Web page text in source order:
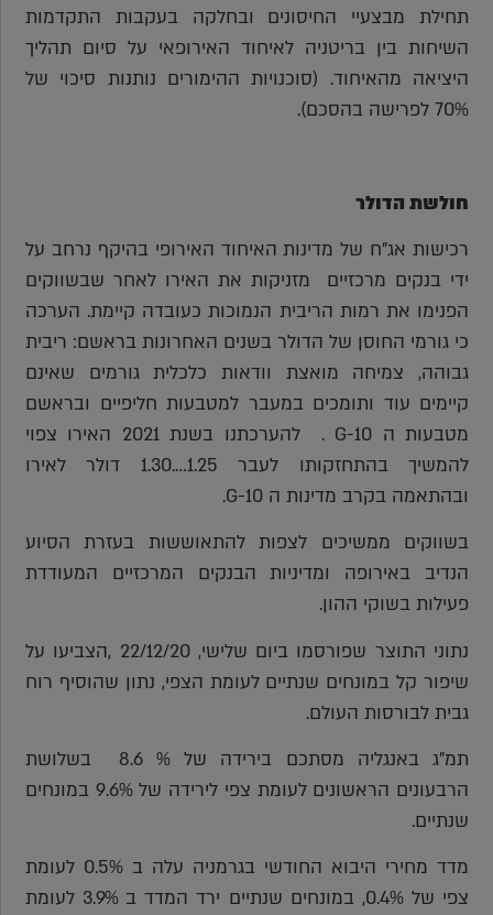
תחילת מבצעיי החיסונים ובחלקה בעקבות התקדמות
השיחות בין בריטניה לאיחוד האירופאי על סיום תהליך
היציאה מהאיחוד. (סוכנויות ההימורים נותנות סיכוי של
70% לפרישה בהסכם).
חולשת הדולר
רכישות אג"ח של מדינות האיחוד האירופי בהיקף נרחב על
ידי בנקים מרכזיים מזניקות את האירו לאחר שבשווקים
הפנימו את רמות הריבית הנמוכות כעובדה קיימת. הערכה
כי גורמי החוסן של הדולר בשנים האחרונות בראשם: ריבית
גבוהה, צמיחה מואצת וודאות כלכלית גורמים שאינם
קיימים עוד ותומכים במעבר למטבעות חליפיים ובראשם
מטבעות ה 10-G . להערכתנו בשנת 2021 האירו צפוי
להמשיך בהתחזקותו לעבר 1.25….1.30 דולר לאירו
ובהתאמה בקרב מדינות ה 10-G.
בשווקים ממשיכים לצפות להתאוששות בעזרת הסיוע
הנדיב באירופה ומדיניות הבנקים המרכזיים המעודדת
פעילות בשוקי ההון.
נתוני התוצר שפורסמו ביום שלישי, 22/12/20 ,הצביעו על
שיפור קל במונחים שנתיים לעומת הצפי, נתון שהוסיף רוח
גבית לבורסות העולם.
תמ"ג באנגליה מסתכם בירידה של % 8.6 בשלושת
הרבעונים הראשונים לעומת צפי לירידה של 9.6% במונחים
שנתיים.
מדד מחירי היבוא החודשי בגרמניה עלה ב 0.5% לעומת
צפי של 0.4%, במונחים שנתיים ירד המדד ב 3.9% לעומת